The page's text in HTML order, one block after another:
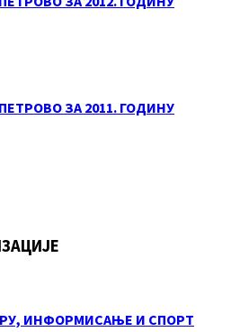
ЗА 2011. ГОДИНУ
ИНФОРМИСАЊЕ И СПОРТ